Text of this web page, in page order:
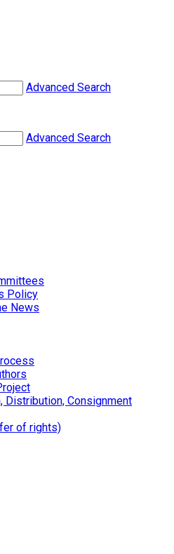
Advanced Search
Advanced Search
Policy
News
Distribution, Consignment
of rights)